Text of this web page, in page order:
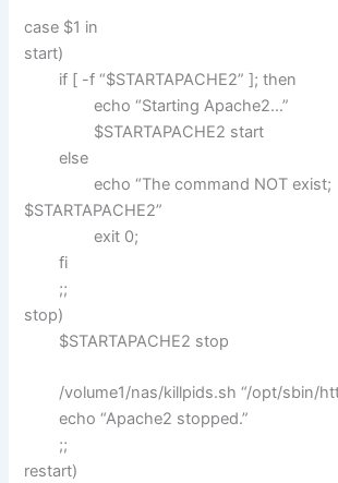
case $1 in
start)
if [ -f “$STARTAPACHE2” ]; then
echo “Starting Apache2…”
$STARTAPACHE2 start
else
echo “The command NOT exist;
$STARTAPACHE2”
exit 0;
fi
;;
stop)
$STARTAPACHE2 stop
/volume1/nas/killpids.sh “/opt/sbin/
echo “Apache2 stopped.”
;;
restart)